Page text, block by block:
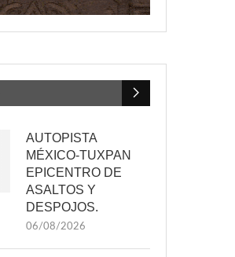
AUTOPISTA
MÉXICO-TUXPAN
EPICENTRO DE
ASALTOS Y
DESPOJOS.
06/08/2026